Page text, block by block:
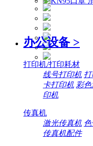
办公设备 >
打印机/打印耗材
线号打印机
卡打印机 彩
印机
传真机
激光传真机
传真机配件